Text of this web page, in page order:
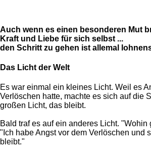
Auch wenn es einen besonderen Mut
Kraft und Liebe für sich selbst ...
den Schritt zu gehen ist allemal
Das Licht der Welt
Es war einmal ein kleines Licht. Weil es
Verlöschen hatte, machte es sich auf die
großen Licht, das bleibt.
Bald traf es auf ein anderes Licht. "Wohin
"Ich habe Angst vor dem Verlöschen und
bleibt."